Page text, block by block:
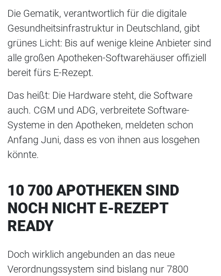
Die Gematik, verantwortlich für die digitale
Gesundheitsinfrastruktur in Deutschland, gibt
grünes Licht: Bis auf wenige kleine Anbieter sind
alle großen Apotheken-Softwarehäuser offiziell
bereit fürs E-Rezept.
Das heißt: Die Hardware steht, die Software
auch. CGM und ADG, verbreitete Software-
Systeme in den Apotheken, meldeten schon
Anfang Juni, dass es von ihnen aus losgehen
könnte.
10 700 APOTHEKEN SIND
NOCH NICHT E-REZEPT
READY
Doch wirklich angebunden an das neue
Verordnungssystem sind bislang nur 7800